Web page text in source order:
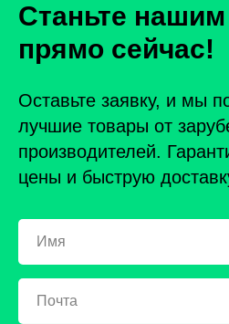
Станьте
прямо сейчас!
Оставьте заявку, и мы
лучшие товары от
производителей.
цены и быструю